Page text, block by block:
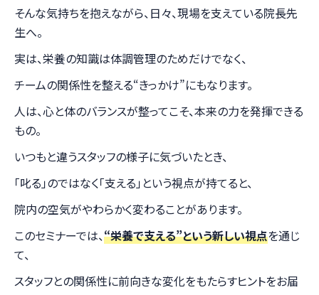
そんな気持ちを抱えながら、日々、現場を支えている院長先
生へ。
実は、栄養の知識は体調管理のためだけでなく、
チームの関係性を整える“きっかけ”にもなります。
人は、心と体のバランスが整ってこそ、本来の力を発揮できる
もの。
いつもと違うスタッフの様子に気づいたとき、
「叱る」のではなく「支える」という視点が持てると、
院内の空気がやわらかく変わることがあります。
このセミナーでは、“栄養で支える”という新しい視点を通じ
て、
スタッフとの関係性に前向きな変化をもたらすヒントをお届